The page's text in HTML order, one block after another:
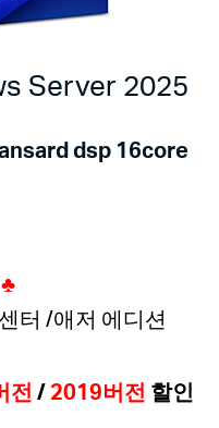
Server 2025
dsp 16core
♣
터 /애저 에디션
전 / 2019버전 할인